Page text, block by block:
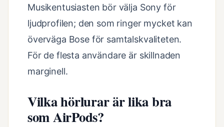
Musikentusiasten bör välja Sony för
ljudprofilen; den som ringer mycket kan
överväga Bose för samtalskvaliteten.
För de flesta användare är skillnaden
marginell.
Vilka hörlurar är lika bra
som AirPods?